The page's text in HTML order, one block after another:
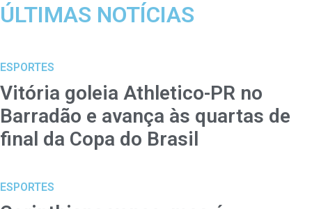
ÚLTIMAS NOTÍCIAS
ESPORTES
Vitória goleia Athletico-PR no
Barradão e avança às quartas de
final da Copa do Brasil
ESPORTES